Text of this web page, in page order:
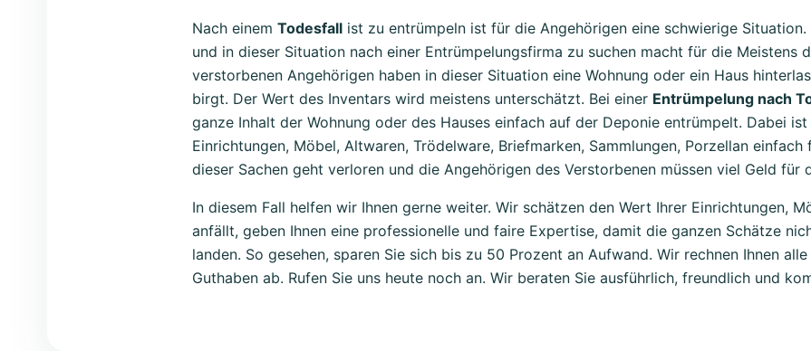
Nach einem Todesfall ist zu entrümpeln ist für die Angehörigen eine schwierige
und in dieser Situation nach einer Entrümpelungsfirma zu suchen macht für die Meistens
verstorbenen Angehörigen haben in dieser Situation eine Wohnung oder ein Haus
birgt. Der Wert des Inventars wird meistens unterschätzt. Bei einer Entrümpelung nach
ganze Inhalt der Wohnung oder des Hauses einfach auf der Deponie entrümpelt. Dabei
Einrichtungen, Möbel, Altwaren, Trödelware, Briefmarken, Sammlungen, Porzellan
dieser Sachen geht verloren und die Angehörigen des Verstorbenen müssen viel Geld für
In diesem Fall helfen wir Ihnen gerne weiter. Wir schätzen den Wert Ihrer Einrichtungen,
anfällt, geben Ihnen eine professionelle und faire Expertise, damit die ganzen Schätze
landen. So gesehen, sparen Sie sich bis zu 50 Prozent an Aufwand. Wir rechnen Ihnen
Guthaben ab. Rufen Sie uns heute noch an. Wir beraten Sie ausführlich, freundlich und